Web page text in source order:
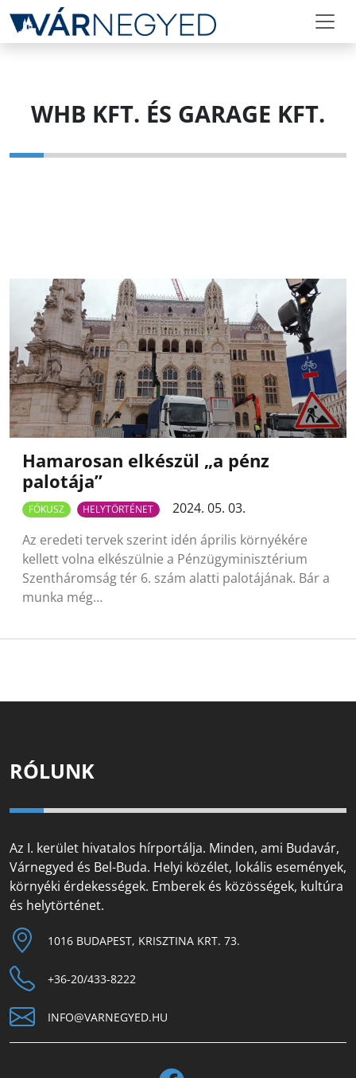
WHB KFT. ÉS GARAGE KFT.
Hamarosan elkészül „a pénz
palotája”
FÓKUSZ HELYTÖRTÉNET
2024. 05. 03.
Az eredeti tervek szerint idén április környékére
kellett volna elkészülnie a Pénzügyminisztérium
Szentháromság tér 6. szám alatti palotájának. Bár a
munka még…
RÓLUNK
Az I. kerület hivatalos hírportálja. Minden, ami Budavár,
Várnegyed és Bel-Buda. Helyi közélet, lokális események,
környéki érdekességek. Emberek és közösségek, kultúra
és helytörténet.
1016 BUDAPEST, KRISZTINA KRT. 73.
+36-20/433-8222
INFO@VARNEGYED.HU